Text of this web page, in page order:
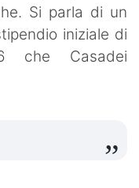
Si parla di un
iniziale di
che Casadei